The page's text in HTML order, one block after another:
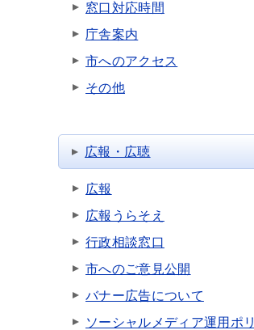
窓口対応時間
庁舎案内
市へのアクセス
その他
広報・広聴
広報
広報うらそえ
行政相談窓口
市へのご意見公開
バナー広告について
ソーシャルメディア運用ポリ